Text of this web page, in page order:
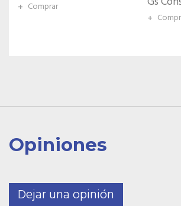
Gs
Opiniones
Dejar una opinión